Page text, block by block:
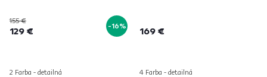
155 €
129 € -16%
2 Farba - detailná
169 €
4 Farba - detailná